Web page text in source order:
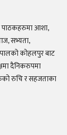
पाठकहरुमा आशा,
सभ्यता,
कोहलपुर बाट
दैनिकरुपमा
रुचि र सहजताका